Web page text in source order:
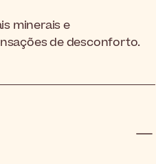
minerais e
de desconforto.